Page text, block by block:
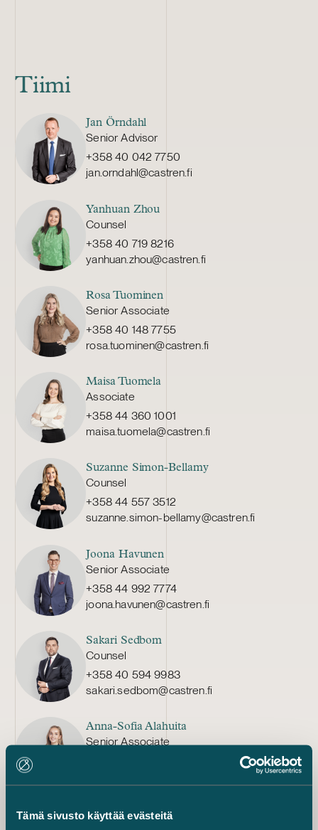
Tämä sivusto käyttää evästeitä
Tiimi
Jan Örndahl
Senior Advisor
+358 40 042 7750
jan.orndahl@castren.fi
Yanhuan Zhou
Counsel
+358 40 719 8216
yanhuan.zhou@castren.fi
Rosa Tuominen
Senior Associate
+358 40 148 7755
rosa.tuominen@castren.fi
Maisa Tuomela
Associate
+358 44 360 1001
maisa.tuomela@castren.fi
Suzanne Simon-Bellamy
Counsel
+358 44 557 3512
suzanne.simon-bellamy@castren.fi
Joona Havunen
Senior Associate
+358 44 992 7774
joona.havunen@castren.fi
Sakari Sedbom
Counsel
+358 40 594 9983
sakari.sedbom@castren.fi
Anna-Sofia Alahuita
Senior Associate
Salla Koskela